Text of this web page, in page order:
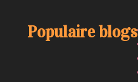
Populaire blogs